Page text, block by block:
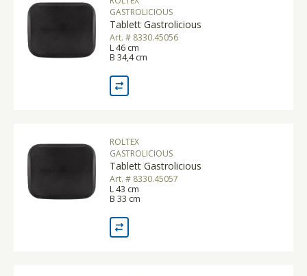
GASTROLICIOUS
Tablett Gastrolicious
Art. # 8330.45056
L 46 cm
B 34,4 cm
ROLTEX
GASTROLICIOUS
Tablett Gastrolicious
Art. # 8330.45057
L 43 cm
B 33 cm